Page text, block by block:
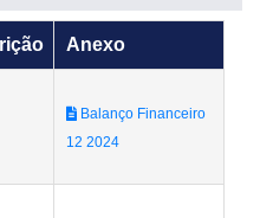
Anexo
Balanço Financeiro
12 2024